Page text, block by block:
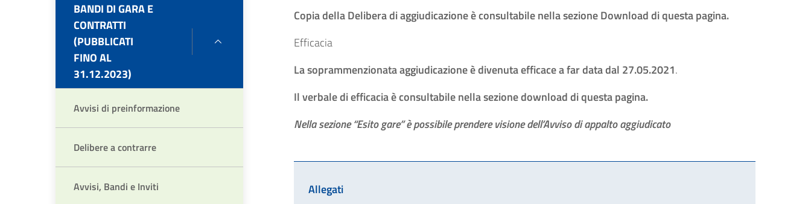
BANDI DI GARA E
CONTRATTI
(PUBBLICATI
FINO AL
31.12.2023)
E
(PUBBLICATI
31.12.2023)
Avvisi di preinformazione
Delibere a contrarre
Avvisi, Bandi e Inviti
Copia della Delibera di aggiudicazione è consultabile nella sezione Download di questa pagina.
Efficacia
La soprammenzionata aggiudicazione è divenuta efficace a far data dal 27.05.2021.
Il verbale di efficacia è consultabile nella sezione download di questa pagina.
Nella sezione “Esito gare” è possibile prendere visione dell’Avviso di appalto aggiudicato
Allegati